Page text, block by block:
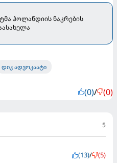
ჰოლანდიის ნაკრების
დიკ ადვოკაატი
(0)/ (0)
5
(13)/ (5)